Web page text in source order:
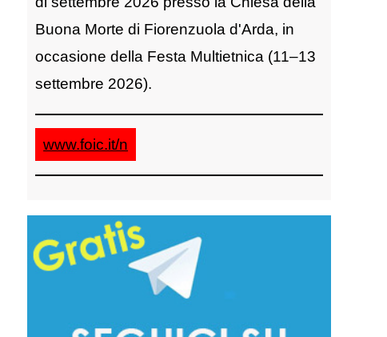
Buona Morte di Fiorenzuola d'Arda, in
occasione della Festa Multietnica (11–13
settembre 2026).
www.foic.it/n